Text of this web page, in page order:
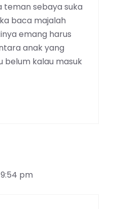
sebaya suka
baca majalah
emang harus
anak yang
belum kalau masuk
pm